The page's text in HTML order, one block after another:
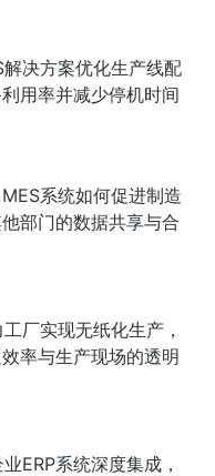
决方案优化生产线配
用率并减少停机时间
系统如何促进制造
部门的数据共享与合
厂实现无纸化生产，
率与生产现场的透明
ERP系统深度集成，